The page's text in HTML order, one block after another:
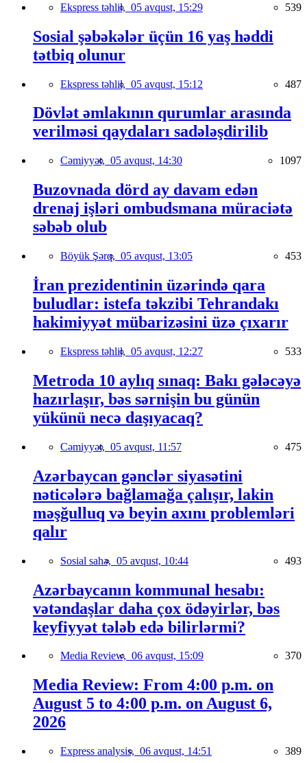
Ekspress təhlil, 05 avqust, 15:29 539
Sosial şəbəkələr üçün 16 yaş həddi
tətbiq olunur
Ekspress təhlil, 05 avqust, 15:12 487
Dövlət əmlakının qurumlar arasında
verilməsi qaydaları sadələşdirilib
Cəmiyyət, 05 avqust, 14:30 1097
Buzovnada dörd ay davam edən
drenaj işləri ombudsmana müraciətə
səbəb olub
Böyük Şərq, 05 avqust, 13:05 453
İran prezidentinin üzərində qara
buludlar: istefa təkzibi Tehrandakı
hakimiyyət mübarizəsini üzə çıxarır
Ekspress təhlil, 05 avqust, 12:27 533
Metroda 10 aylıq sınaq: Bakı gələcəyə
hazırlaşır, bəs sərnişin bu günün
yükünü necə daşıyacaq?
Cəmiyyət, 05 avqust, 11:57 475
Azərbaycan gənclər siyasətini
nəticələrə bağlamağa çalışır, lakin
məşğulluq və beyin axını problemləri
qalır
Sosial sahə, 05 avqust, 10:44 493
Azərbaycanın kommunal hesabı:
vətəndaşlar daha çox ödəyirlər, bəs
keyfiyyət tələb edə bilirlərmi?
Media Review, 06 avqust, 15:09 370
Media Review: From 4:00 p.m. on
August 5 to 4:00 p.m. on August 6,
2026
Express analysis, 06 avqust, 14:51 389